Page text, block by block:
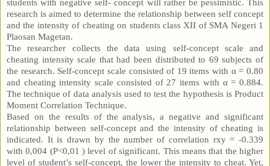
students with negative self- concept will rather be pessimistic. This
research is aimed to determine the relationship between self concept
and the intensity of cheating on students class XII of SMA Negeri 1
Plaosan Magetan.
The researcher collects the data using self-concept scale and
cheating intensity scale that had been distributed to 69 subjects of
the research. Self-concept scale consisted of 19 items with α = 0.80
and cheating intensity scale consisted of 27 items with α = 0.884.
The technique of data analysis used to test the hypothesis is Product
Moment Correlation Technique.
Based on the results of the analysis, a negative and significant
relationship between self-concept and the intensity of cheating is
indicated. It is drawn by the number of correlation rxy = -0.339
with 0,004 (P<0,01 ) level of significant. This means that the higher
level of student’s self-concept, the lower the intensity to cheat. Yet,